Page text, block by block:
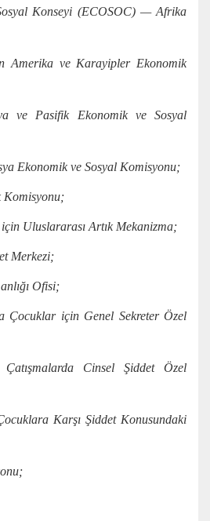
Konseyi (ECOSOC) — Afrika
ve Karayipler Ekonomik
ve Pasifik Ekonomik ve Sosyal
Ekonomik ve Sosyal Komisyonu;
Komisyonu;
Uluslararası Artık Mekanizma;
Merkezi;
Ofisi;
Çocuklar için Genel Sekreter Özel
Cinsel Şiddet Özel
Karşı Şiddet Konusundaki